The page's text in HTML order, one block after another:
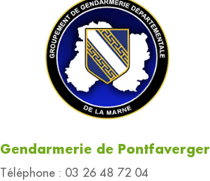
Gendarmerie de Pontfaverger
Téléphone : 03 26 48 72 04